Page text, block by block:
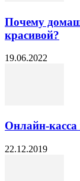
Почему
красивой?
19.06.2022
Онлайн-касса
22.12.2019